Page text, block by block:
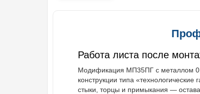
Работа листа после
Модификация МП35ПГ с металлом
конструкции типа
стыки, торцы и примыкания —